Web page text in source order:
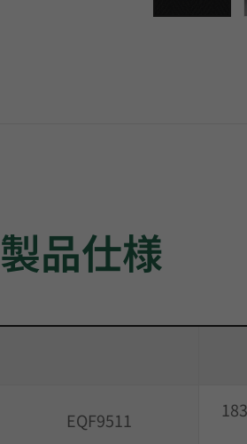
製品仕様
EQF9511